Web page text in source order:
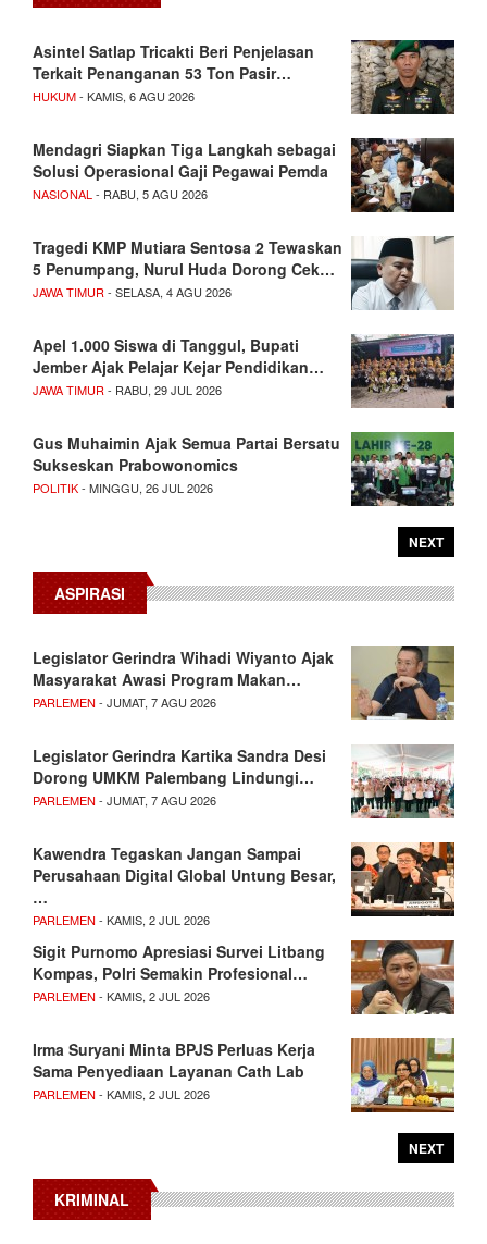
Asintel Satlap Tricakti Beri Penjelasan
Terkait Penanganan 53 Ton Pasir…
HUKUM- KAMIS, 6 AGU 2026
Mendagri Siapkan Tiga Langkah sebagai
Solusi Operasional Gaji Pegawai Pemda
NASIONAL - RABU, 5 AGU 2026
Tragedi KMP Mutiara Sentosa 2 Tewaskan
5 Penumpang, Nurul Huda Dorong Cek…
JAWA TIMUR - SELASA, 4 AGU 2026
Apel 1.000 Siswa di Tanggul, Bupati
Jember Ajak Pelajar Kejar Pendidikan…
JAWA TIMUR - RABU, 29 JUL 2026
Gus Muhaimin Ajak Semua Partai Bersatu
Sukseskan Prabowonomics
POLITIK- MINGGU, 26 JUL 2026
NEXT
ASPIRASI
Legislator Gerindra Wihadi Wiyanto Ajak
Masyarakat Awasi Program Makan…
PARLEMEN - JUMAT, 7 AGU 2026
Legislator Gerindra Kartika Sandra Desi
Dorong UMKM Palembang Lindungi…
PARLEMEN - JUMAT, 7 AGU 2026
Kawendra Tegaskan Jangan Sampai
Perusahaan Digital Global Untung Besar,
…
PARLEMEN - KAMIS, 2 JUL 2026
Sigit Purnomo Apresiasi Survei Litbang
Kompas, Polri Semakin Profesional…
PARLEMEN - KAMIS, 2 JUL 2026
Irma Suryani Minta BPJS Perluas Kerja
Sama Penyediaan Layanan Cath Lab
PARLEMEN - KAMIS, 2 JUL 2026
NEXT
KRIMINAL